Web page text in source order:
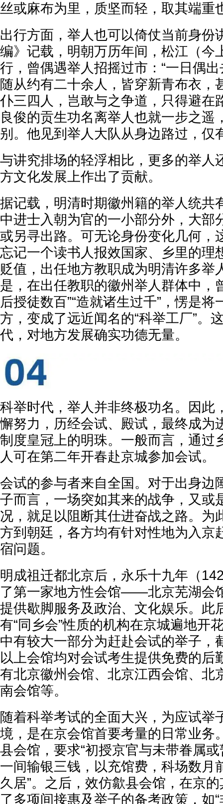
丝或麻布为里，质坚而轻，取其端重
出行方面，举人也可以倚仗当前身份
编》记载，明朝万历年间，松江（今
行，曾偶遇举人招摇过市：“一日偶
随从约有二十余人，皆穿新青布衣，
仆三四人，岂敢与之争道，只得避在
良俊的贡生功名离举人也就一步之遥
别。他见到举人大队从身边路过，仅
与讲究排场的轻浮相比，更多的举人
方文化发展上作出了贡献。
据记载，明清时期徽州籍的举人统共
中进士入朝为官的一小部分外，大部
或另寻出路。可无论身份变化几何，
忘记一个读书人报效国家、乡里的理
贬值，出任地方教职成为明清许多举
是，在出任教职的徽州举人群体中，
后授徒数百”“造就诸生过千”，愣是
方，变成了远近闻名的“科举工厂”。
代，对地方发展确实功德无量。
科举时代，举人并非终极功名。因此
懈努力，历经会试、殿试，最终成为
制度皇冠上的明珠。一般而言，通过
人可在第二年开春赴京城参加会试。
会试的参与者来自全国。对于出身边
子而言，一场突如其来的战争，又或
况，就足以阻断其仕进奋战之路。为
方到朝廷，各方均有针对性地为入京
宿问题。
明成祖迁都北京后，永乐十九年（
了第一家地方性会馆——北京芜湖会
提供歇脚服务及政治、文化娱乐。此
有“同乡会”性质的机构在京城遍地开
中有较大一部分为赶赴会试的举子，
以上会馆均对会试考生提供免费的后
有北京徽州会馆、北京江西会馆、北
南会馆等。
随着科举考试的全面大兴，为应试举
境，是在京会馆首要考量的日常业务
县会馆，要求“初授京官与未带眷属
一间输银三钱，以充馆费，科场数月
久居”。之后，效仿歙县会馆，在京
了多项间接惠及举子的备考政策，如